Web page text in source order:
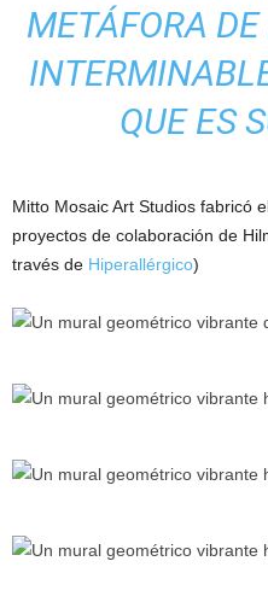
METÁFORA
QUE ES
Mitto Mosaic Art Studios fabricó
proyectos de colaboración de
través de Hiperallérgico)